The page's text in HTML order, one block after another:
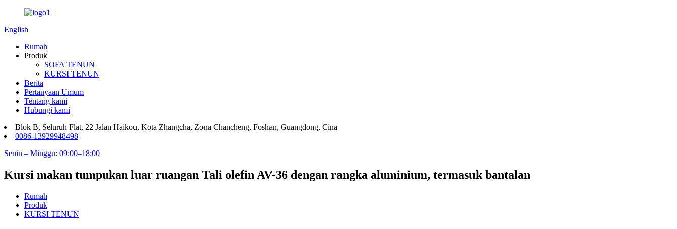
English
Rumah
Produk
SOFA TENUN
KURSI TENUN
Berita
Pertanyaan Umum
Tentang kami
Hubungi kami
Blok B, Seluruh Flat, 22 Jalan Haikou, Kota Zhangcha, Zona Chancheng, Foshan, Guangdong, Cina
0086-13929948498
Senin – Minggu: 09:00–18:00
Kursi makan tumpukan luar ruangan Tali olefin AV-36 dengan rangka aluminium, termasuk bantalan
Rumah
Produk
KURSI TENUN